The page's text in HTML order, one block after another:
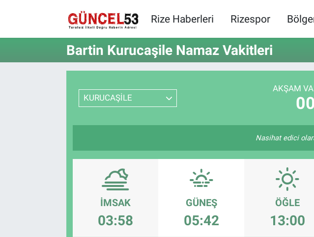
Rize Haberleri Rizespor
Bartin Kurucaşile Namaz Vakitleri
KURUCAŞİLE
AKŞAM
Nasihat edici
İMSAK
03:58
GÜNEŞ
05:42
ÖĞLE
13:00